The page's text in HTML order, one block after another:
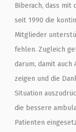
Biberach, dass mit
seit 1990 die
Mitglieder
fehlen. Zugleich
darum, damit auch
zeigen und die
Situation
die bessere
Patienten